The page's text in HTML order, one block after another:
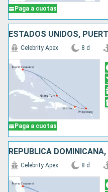
Paga a cuotas
Paga a cuotas
Celebrity Apex 8 d
Celebrity Apex 8 d